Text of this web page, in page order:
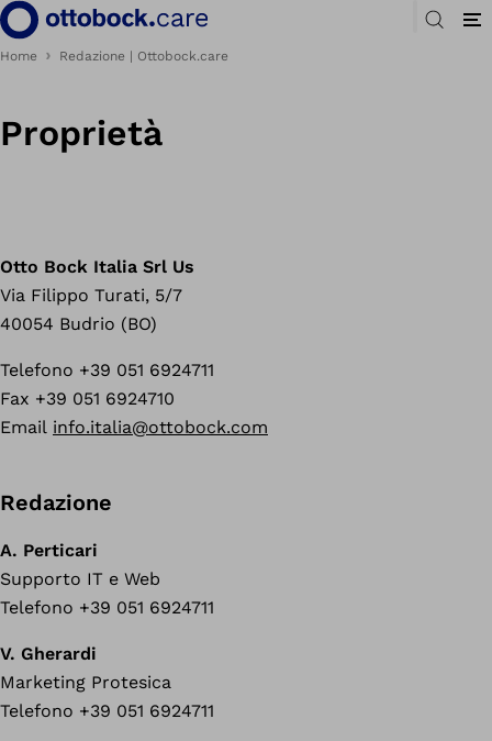
Home Redazione | Ottobock.care
Proprietà
Otto Bock Italia Srl Us
Via Filippo Turati, 5/7
40054 Budrio (BO)
Telefono +39 051 6924711
Fax +39 051 6924710
Email info.italia@ottobock.com
Redazione
A. Perticari
Supporto IT e Web
Telefono +39 051 6924711
V. Gherardi
Marketing Protesica
Telefono +39 051 6924711